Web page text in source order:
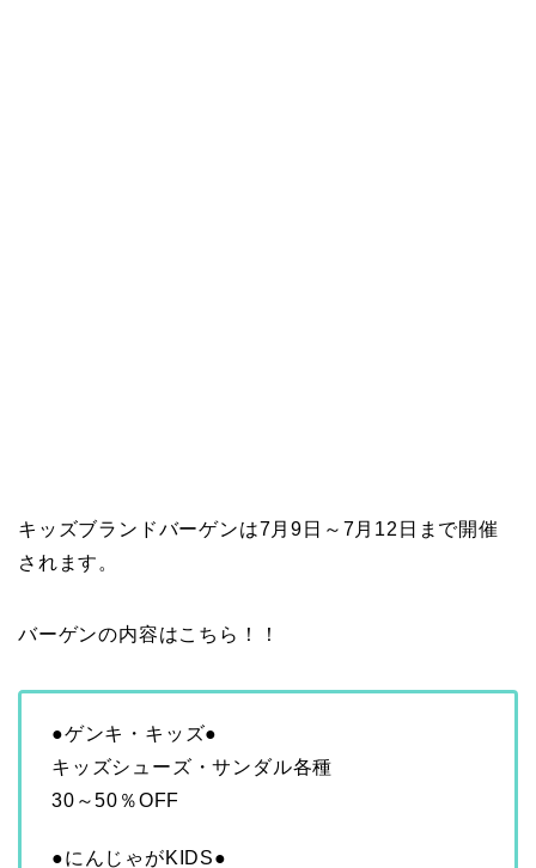
キッズブランドバーゲンは7月9日～7月12日まで開催
されます。
バーゲンの内容はこちら！！
●ゲンキ・キッズ●
キッズシューズ・サンダル各種
30～50％OFF
●にんじゃがKIDS●